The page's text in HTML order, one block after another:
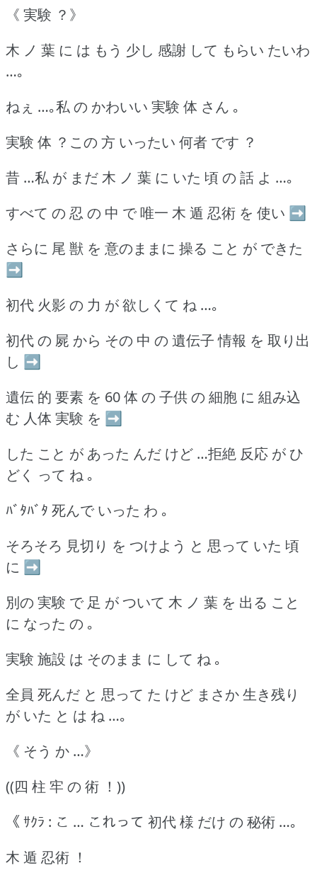
《 実験 ？》
木 ノ 葉 に は もう 少し 感謝 して もらい たいわ
…｡
ねぇ …｡私 の かわいい 実験 体 さん ｡
実験 体 ？この 方 いったい 何者 です ？
昔 …私 が まだ 木 ノ 葉 に いた 頃 の 話 よ …｡
すべて の 忍 の 中 で 唯一 木 遁 忍術 を 使い ➡
さらに 尾 獣 を 意のままに 操る こと が できた
➡
初代 火影 の 力 が 欲しくて ね …｡
初代 の 屍 から その 中 の 遺伝子 情報 を 取り出
し ➡
遺伝 的 要素 を 60 体 の 子供 の 細胞 に 組み込
む 人体 実験 を ➡
した こと が あった んだ けど …拒絶 反応 が ひ
どく って ね ｡
ﾊﾞﾀﾊﾞﾀ 死んで いった わ ｡
そろそろ 見切り を つけよう と 思って いた 頃
に ➡
別の 実験 で 足 が ついて 木 ノ 葉 を 出る こと
に なった の ｡
実験 施設 は そのまま に して ね ｡
全員 死んだ と 思って た けど まさか 生き残り
が いた と は ね …｡
《 そう か …》
((四 柱 牢 の 術 ！))
《 ｻｸﾗ : こ … これって 初代 様 だけ の 秘術 …｡
木 遁 忍術 ！